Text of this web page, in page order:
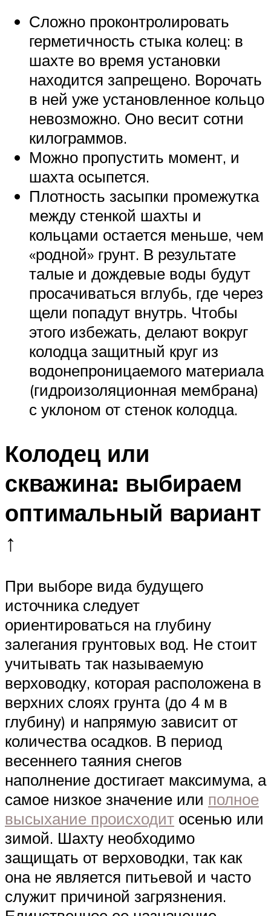
Сложно проконтролировать
герметичность стыка колец: в
шахте во время установки
находится запрещено. Ворочать
в ней уже установленное кольцо
невозможно. Оно весит сотни
килограммов.
Можно пропустить момент, и
шахта осыпется.
Плотность засыпки промежутка
между стенкой шахты и
кольцами остается меньше, чем
«родной» грунт. В результате
талые и дождевые воды будут
просачиваться вглубь, где через
щели попадут внутрь. Чтобы
этого избежать, делают вокруг
колодца защитный круг из
водонепроницаемого материала
(гидроизоляционная мембрана)
с уклоном от стенок колодца.
Колодец или
скважина: выбираем
оптимальный вариант
↑
При выборе вида будущего
источника следует
ориентироваться на глубину
залегания грунтовых вод. Не стоит
учитывать так называемую
верховодку, которая расположена в
верхних слоях грунта (до 4 м в
глубину) и напрямую зависит от
количества осадков. В период
весеннего таяния снегов
наполнение достигает максимума, а
самое низкое значение или полное
высыхание происходит осенью или
зимой. Шахту необходимо
защищать от верховодки, так как
она не является питьевой и часто
служит причиной загрязнения.